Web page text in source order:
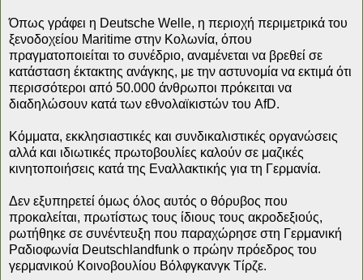
Όπως γράφει η Deutsche Welle, η περιοχή περιμετρικά του
ξενοδοχείου Maritime στην Κολωνία, όπου
πραγματοποιείται το συνέδριο, αναμένεται να βρεθεί σε
κατάσταση έκτακτης ανάγκης, με την αστυνομία να εκτιμά ότι
περισσότεροι από 50.000 άνθρωποι πρόκειται να
διαδηλώσουν κατά των εθνολαϊκιστών του AfD.
Κόμματα, εκκλησιαστικές και συνδικαλιστικές οργανώσεις
αλλά και ιδιωτικές πρωτοβουλίες καλούν σε μαζικές
κινητοποιήσεις κατά της Εναλλακτικής για τη Γερμανία.
Δεν εξυπηρετεί όμως όλος αυτός ο θόρυβος που
προκαλείται, πρωτίστως τους ίδιους τους ακροδεξιούς,
ρωτήθηκε σε συνέντευξη που παραχώρησε στη Γερμανική
Ραδιοφωνία Deutschlandfunk ο πρώην πρόεδρος του
γερμανικού Κοινοβουλίου Βόλφγκανγκ Τίρζε.